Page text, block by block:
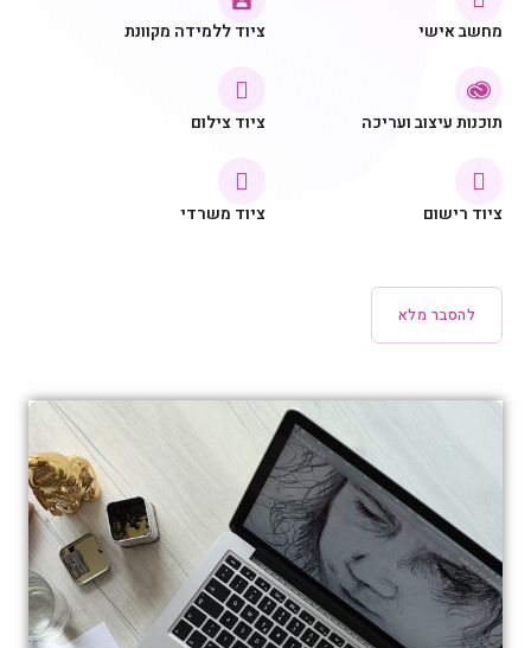
מחשב אישי ציוד ללמידה מקוונת
תוכנות עיצוב ועריכה ציוד צילום
ציוד רישום ציוד משרדי
להסבר מלא